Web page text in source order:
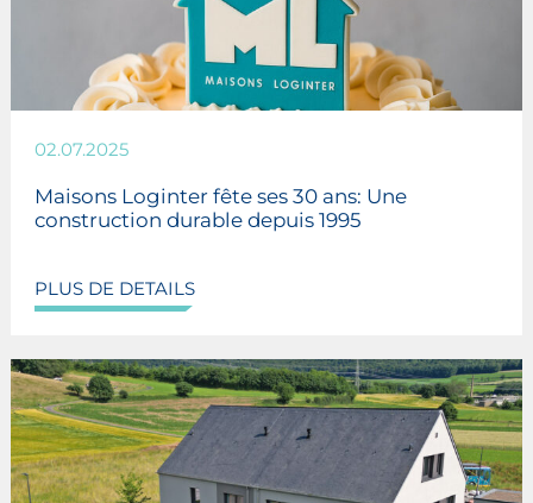
02.07.2025
Maisons Loginter fête ses 30 ans: Une
construction durable depuis 1995
PLUS DE DETAILS